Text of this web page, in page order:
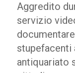
Aggredito
servizio
stupefacenti
antiquariato